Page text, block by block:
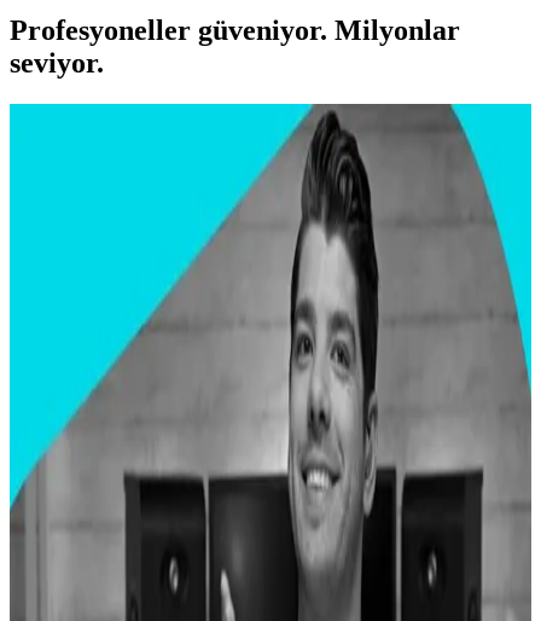
Profesyoneller güveniyor. Milyonlar
seviyor.